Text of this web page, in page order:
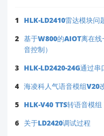
1
HLK-LD2410雷达模块问
2 基于W800的AIOT离在
音控制）
3 HLK-LD2420-24G通过
4 海凌科人气语音模组V20
5 HLK-V40 TTS转语音模
6 关于LD2420调试过程